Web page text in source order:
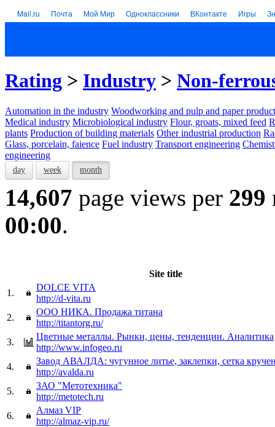
Mail.ru Почта Мой Мир Одноклассники ВКонтакте Игры
Rating > Industry > Non-
Automation in the industry Woodworking and pulp and paper
Medical industry Microbiological industry Flour, groats, mixed feed
plants Production of building materials Other industrial production
Glass, porcelain, faience Fuel industry Transport engineering
engineering
day week month
14,607 page views per 299
00:00.
Site title
1.
DOLCE VITA
http://d-vita.ru
2.
ООО НИКА. Продажа титана
http://titantorg.ru/
3.
Цветные металлы. Рынки, цены, тенденции. Аналитика
http://www.infogeo.ru
4.
Завод АВАЛДА: чугунное литье, заклепки, сетка
http://avalda.ru
5.
ЗАО "Метотехника"
http://metotech.ru
6.
Алмаз VIP
http://almaz-vip.ru/